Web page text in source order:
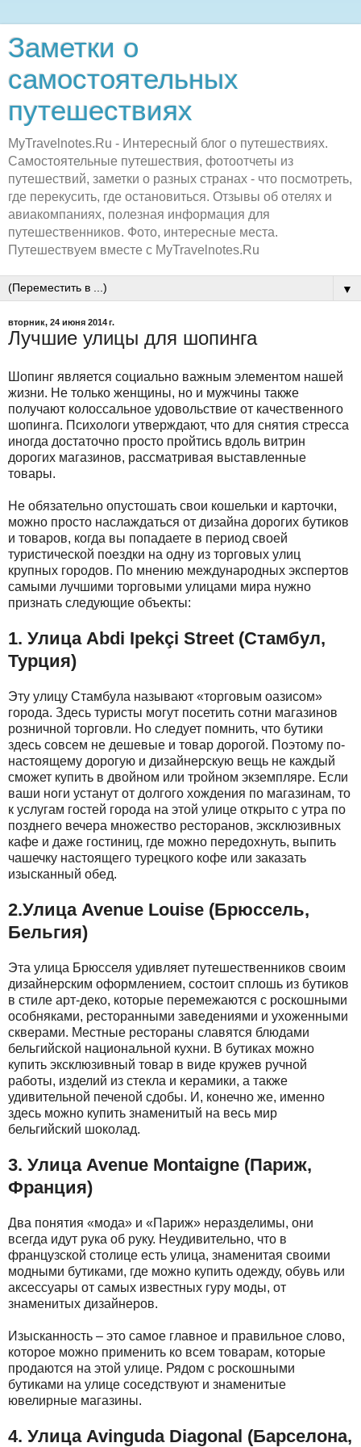
Заметки о
самостоятельных
путешествиях
MyTravelnotes.Ru - Интересный блог о путешествиях.
Самостоятельные путешествия, фотоотчеты из
путешествий, заметки о разных странах - что посмотреть,
где перекусить, где остановиться. Отзывы об отелях и
авиакомпаниях, полезная информация для
путешественников. Фото, интересные места.
Путешествуем вместе с MyTravelnotes.Ru
▼
вторник, 24 июня 2014 г.
Лучшие улицы для шопинга
Шопинг является социально важным элементом нашей
жизни. Не только женщины, но и мужчины также
получают колоссальное удовольствие от качественного
шопинга. Психологи утверждают, что для снятия стресса
иногда достаточно просто пройтись вдоль витрин
дорогих магазинов, рассматривая выставленные
товары.
Не обязательно опустошать свои кошельки и карточки,
можно просто наслаждаться от дизайна дорогих бутиков
и товаров, когда вы попадаете в период своей
туристической поездки на одну из торговых улиц
крупных городов. По мнению международных экспертов
самыми лучшими торговыми улицами мира нужно
признать следующие объекты:
1. Улица Abdi Ipekçi Street (Стамбул,
Турция)
Эту улицу Стамбула называют «торговым оазисом»
города. Здесь туристы могут посетить сотни магазинов
розничной торговли. Но следует помнить, что бутики
здесь совсем не дешевые и товар дорогой. Поэтому по-
настоящему дорогую и дизайнерскую вещь не каждый
сможет купить в двойном или тройном экземпляре. Если
ваши ноги устанут от долгого хождения по магазинам, то
к услугам гостей города на этой улице открыто с утра по
позднего вечера множество ресторанов, эксклюзивных
кафе и даже гостиниц, где можно передохнуть, выпить
чашечку настоящего турецкого кофе или заказать
изысканный обед.
2.Улица Avenue Louise (Брюссель,
Бельгия)
Эта улица Брюсселя удивляет путешественников своим
дизайнерским оформлением, состоит сплошь из бутиков
в стиле арт-деко, которые перемежаются с роскошными
особняками, ресторанными заведениями и ухоженными
скверами. Местные рестораны славятся блюдами
бельгийской национальной кухни. В бутиках можно
купить эксклюзивный товар в виде кружев ручной
работы, изделий из стекла и керамики, а также
удивительной печеной сдобы. И, конечно же, именно
здесь можно купить знаменитый на весь мир
бельгийский шоколад.
3. Улица Avenue Montaigne (Париж,
Франция)
Два понятия «мода» и «Париж» неразделимы, они
всегда идут рука об руку. Неудивительно, что в
французской столице есть улица, знаменитая своими
модными бутиками, где можно купить одежду, обувь или
аксессуары от самых известных гуру моды, от
знаменитых дизайнеров.
Изысканность – это самое главное и правильное слово,
которое можно применить ко всем товарам, которые
продаются на этой улице. Рядом с роскошными
бутиками на улице соседствуют и знаменитые
ювелирные магазины.
4. Улица Avinguda Diagonal (Барселона,